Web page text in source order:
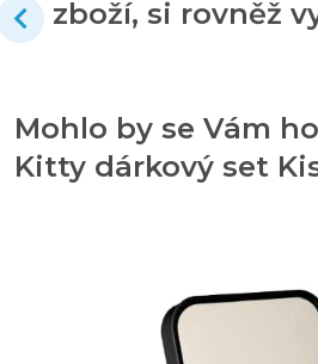
zboží, si rovněž
Mohlo by se Vám
Kitty dárkový set